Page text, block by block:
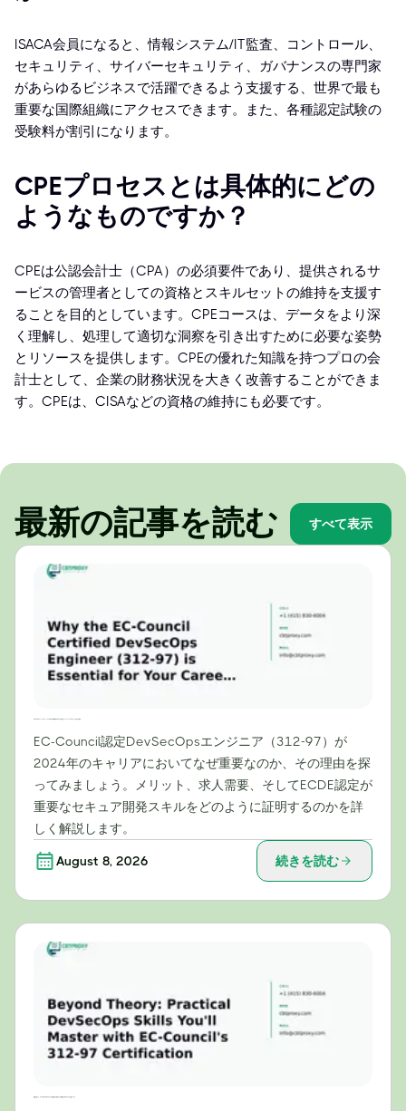
ISACA会員になると、情報システム/IT監査、コントロール、
セキュリティ、サイバーセキュリティ、ガバナンスの専門家
があらゆるビジネスで活躍できるよう支援する、世界で最も
重要な国際組織にアクセスできます。また、各種認定試験の
受験料が割引になります。
CPEプロセスとは具体的にどの
ようなものですか？
CPEは公認会計士（CPA）の必須要件であり、提供されるサ
ービスの管理者としての資格とスキルセットの維持を支援す
ることを目的としています。CPEコースは、データをより深
く理解し、処理して適切な洞察を引き出すために必要な姿勢
とリソースを提供します。CPEの優れた知識を持つプロの会
計士として、企業の財務状況を大きく改善することができま
す。CPEは、CISAなどの資格の維持にも必要です。
最新の記事を読む すべて表示
EC-Council認定DevSecOpsエンジニア（312-97）が
2024年のキャリアにおいてなぜ重要なのか、その理由を探
ってみましょう。メリット、求人需要、そしてECDE認定が
重要なセキュア開発スキルをどのように証明するのかを詳
しく解説します。
August 8, 2026 続きを読む